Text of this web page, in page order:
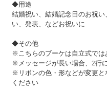
◆用途
結婚祝い、結婚記念日のお祝
い、発表、などお祝いに
◆その他
※こちらのブーケは自立式では
※メッセージが長い場合、2行
※リボンの色・形などが変更
ください